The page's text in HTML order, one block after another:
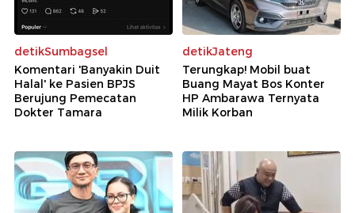
detikSumbagsel
Komentari 'Banyakin Duit
Halal' ke Pasien BPJS
Berujung Pemecatan
Dokter Tamara
detikJateng
Terungkap! Mobil buat
Buang Mayat Bos Konter
HP Ambarawa Ternyata
Milik Korban